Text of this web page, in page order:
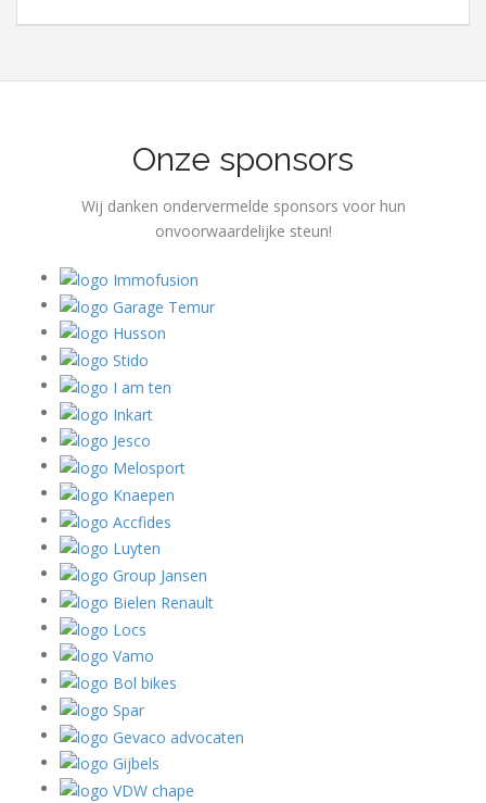
Onze sponsors
Wij danken ondervermelde sponsors voor hun
onvoorwaardelijke steun!